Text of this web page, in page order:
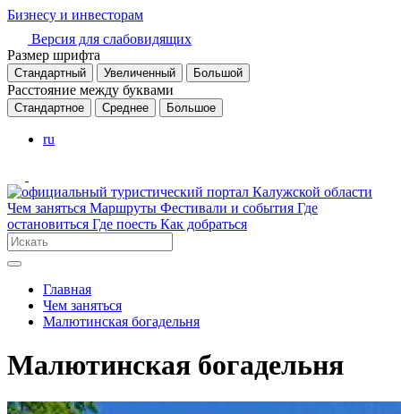
Бизнесу и инвесторам
Версия для слабовидящих
Размер шрифта
Стандартный Увеличенный Большой
Расстояние между буквами
Стандартное Среднее Большое
ru
Чем заняться Маршруты Фестивали и события Где
остановиться Где поесть Как добраться
Главная
Чем заняться
Малютинская богадельня
Малютинская богадельня